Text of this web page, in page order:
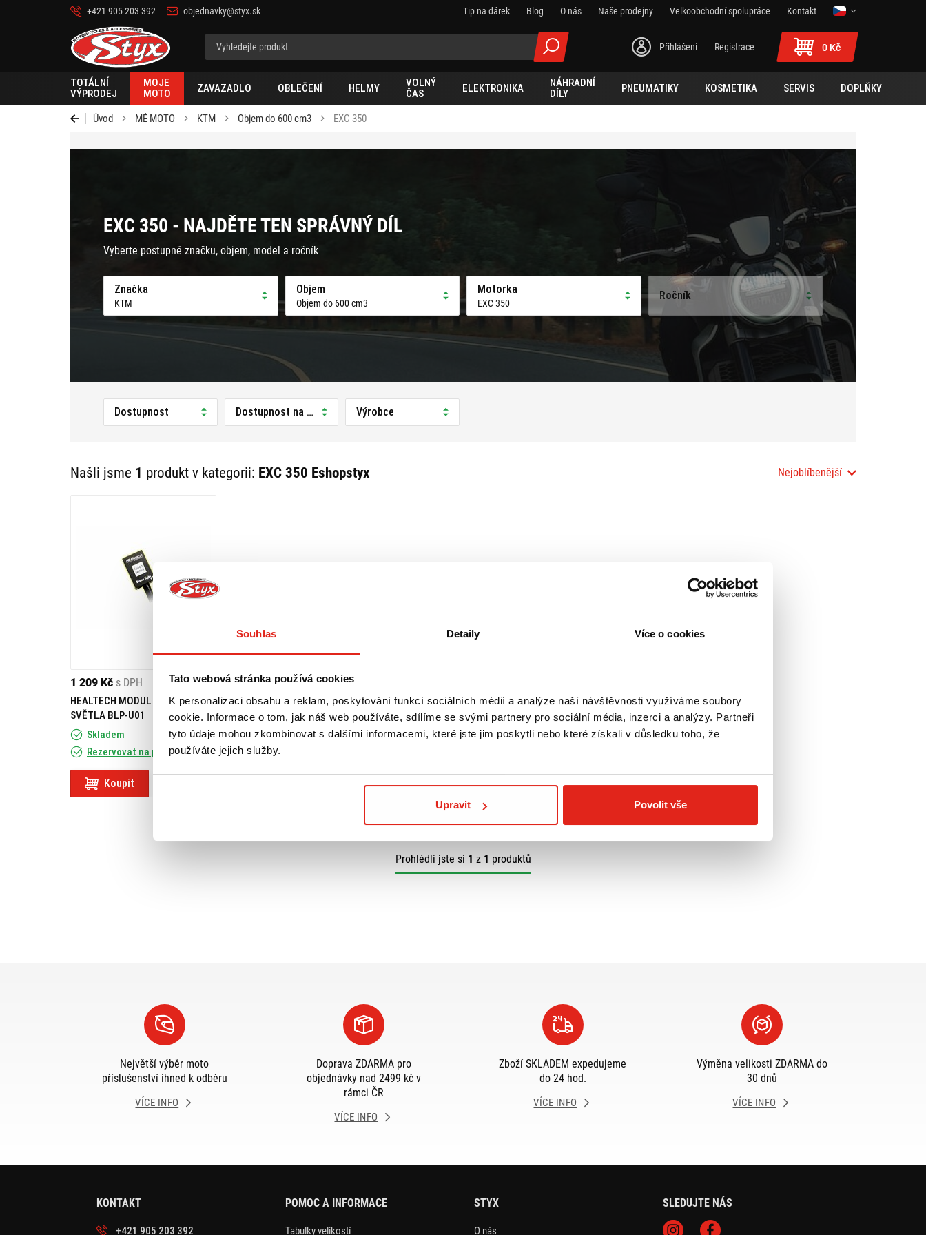
Souhlas Detaily Více o cookies
Tato webová stránka používá cookies
K personalizaci obsahu a reklam, poskytování funkcí sociálních médií a analýze naší návštěvnosti využíváme soubory
cookie. Informace o tom, jak náš web používáte, sdílíme se svými partnery pro sociální média, inzerci a analýzy. Partneři
tyto údaje mohou zkombinovat s dalšími informacemi, které jste jim poskytli nebo které získali v důsledku toho, že
používáte jejich služby.
Upravit Povolit vše
+421 905 203 392 objednavky@styx.sk Tip na dárek Blog O nás Naše prodejny Velkoobchodní spolupráce
Kontakt
Styx-
cz
Přihlášení Registrace 0 Kč
TOTÁLNÍ
VÝPRODEJ
MOJE
MOTO
ZAVAZADLO OBLEČENÍ HELMY
VOLNÝ
ČAS
ELEKTRONIKA
NÁHRADNÍ
DÍLY
PNEUMATIKY KOSMETIKA SERVIS DOPLŇKY
Úvod MÉ MOTO KTM Objem do 600 cm3 EXC 350
EXC 350 - NAJDĚTE TEN SPRÁVNÝ DÍL
Vyberte postupně značku, objem, model a ročník
Značka
KTM
Objem
Objem do 600 cm3
Motorka
EXC 350
Ročník
Dostupnost Dostupnost na prodejně Výrobce
Našli jsme 1 produkt v kategorii: EXC 350 Eshopstyx Nejoblíbenější
1 209 Kč s DPH
HEALTECH MODUL BRZDOVÉHO
SVĚTLA BLP-U01
Skladem
Rezervovat na prodejně
Koupit
Prohlédli jste si 1 z 1 produktů
Největší výběr moto
příslušenství ihned k odběru
VÍCE INFO
Doprava ZDARMA pro
objednávky nad 2499 kč v
rámci ČR
VÍCE INFO
Zboží SKLADEM expedujeme
do 24 hod.
VÍCE INFO
Výměna velikosti ZDARMA do
30 dnů
VÍCE INFO
KONTAKT
+421 905 203 392
POMOC A INFORMACE
Tabulky velikostí
STYX
O nás
SLEDUJTE NÁS